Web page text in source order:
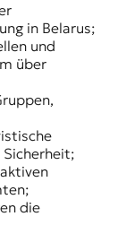
in Belarus;
und
über
Sicherheit;
die